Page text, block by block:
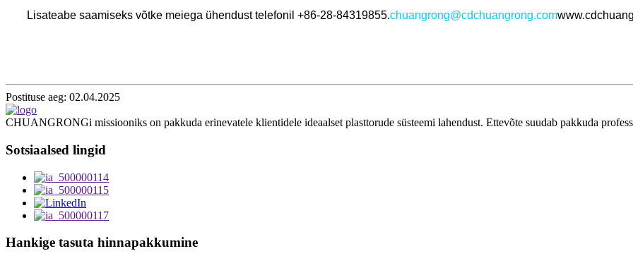
Lisateabe saamiseks võtke meiega ühendust telefonil +86-28-84319855.chuangrong@cdchuangrong.com
Postituse aeg: 02.04.2025
CHUANGRONGi missiooniks on pakkuda erinevatele klientidele ideaalset plasttorude süsteemi lahendust. Ettevõte suudab pakkuda
Sotsiaalsed lingid
Hankige tasuta hinnapakkumine